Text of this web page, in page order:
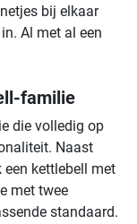
bij elkaar
Al met al een
familie
die volledig op
Naast
kettlebell met
met twee
standaard.